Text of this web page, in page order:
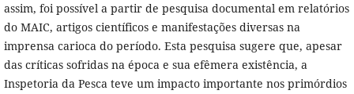
assim, foi possível a partir de pesquisa documental em relatórios
do MAIC, artigos científicos e manifestações diversas na
imprensa carioca do período. Esta pesquisa sugere que, apesar
das críticas sofridas na época e sua efêmera existência, a
Inspetoria da Pesca teve um impacto importante nos primórdios